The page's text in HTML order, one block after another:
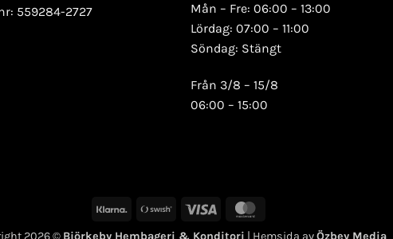
559284-2727
Mån – Fre: 06:00 – 13:00
Lördag: 07:00 – 11:00
Söndag: Stängt
Från 3/8 – 15/8
06:00 – 15:00
Klarna
Swish
Visa